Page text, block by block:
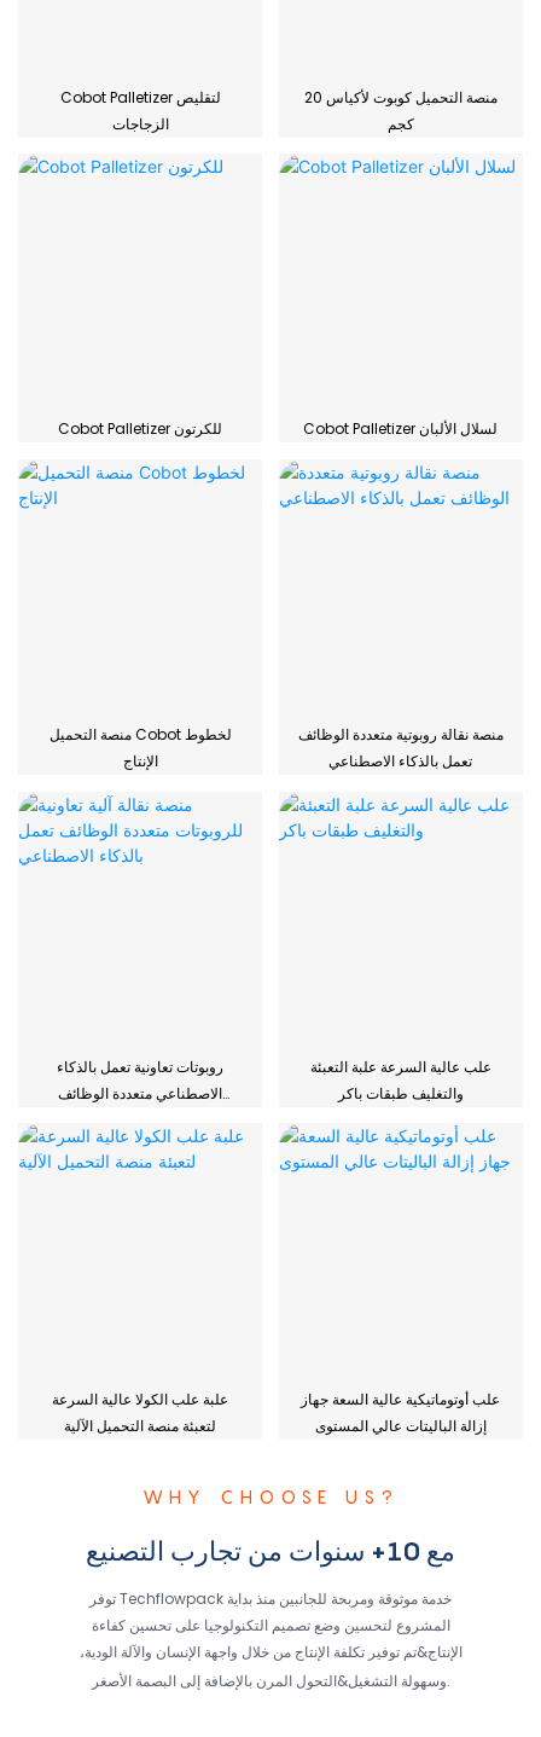
Cobot Palletizer لتقليص
الزجاجات
منصة التحميل كوبوت لأكياس 20
كجم
Cobot Palletizer للكرتون Cobot Palletizer لسلال الألبان
منصة التحميل Cobot لخطوط
الإنتاج
منصة نقالة روبوتية متعددة الوظائف
تعمل بالذكاء الاصطناعي
روبوتات تعاونية تعمل بالذكاء
الاصطناعي متعددة الوظائف
علب عالية السرعة علبة التعبئة
والتغليف طبقات باكر
علبة علب الكولا عالية السرعة
لتعبئة منصة التحميل الآلية
علب أوتوماتيكية عالية السعة جهاز
إزالة الباليتات عالي المستوى
WHY CHOOSE US?
مع 10+ سنوات من تجارب التصنيع
توفر Techflowpack خدمة موثوقة ومربحة للجانبين منذ بداية
المشروع لتحسين وضع تصميم التكنولوجيا على تحسين كفاءة
الإنتاج&تم توفير تكلفة الإنتاج من خلال واجهة الإنسان والآلة الودية،
وسهولة التشغيل&التحول المرن بالإضافة إلى البصمة الأصغر.